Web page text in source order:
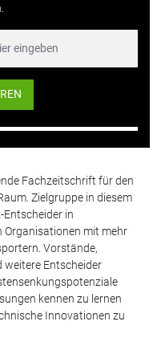
Fachzeitschrift für den
Zielgruppe in diesem
in
Organisationen mit mehr
Vorstände,
Entscheider
kennen zu lernen
Innovationen zu